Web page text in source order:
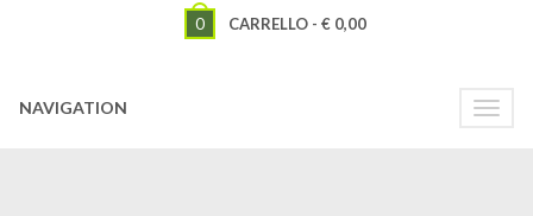
0 CARRELLO - € 0,00
Toggle
NAVIGATION